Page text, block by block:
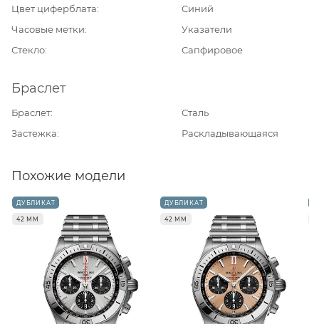
Цвет циферблата
Синий
Часовые метки
Указатели
Стекло
Сапфировое
Браслет
Браслет
Сталь
Застежка
Раскладывающаяся
Похожие модели
ДУБЛИКАТ
42 ММ
ДУБЛИКАТ
42 ММ